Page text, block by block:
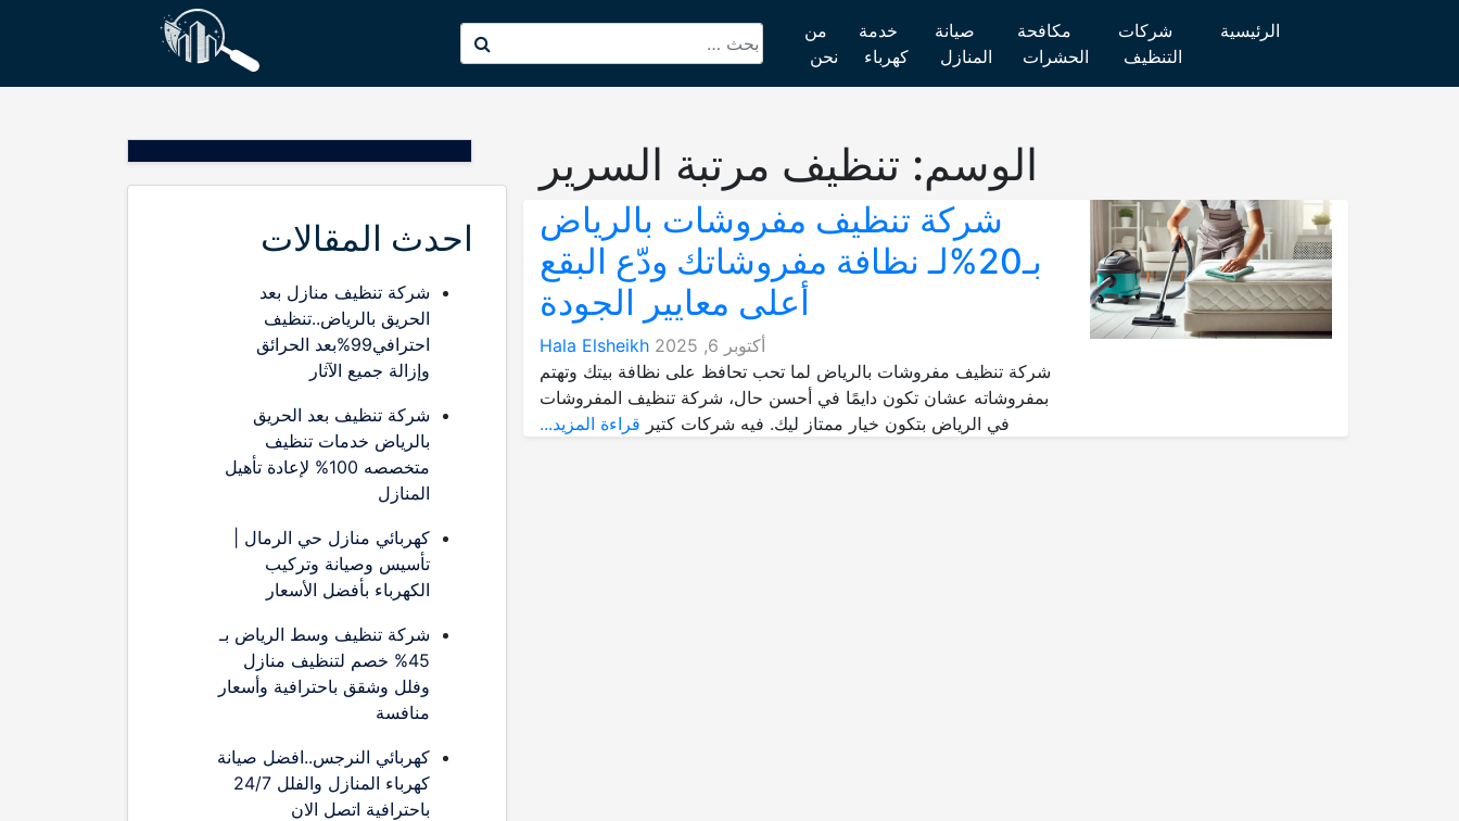
الرئيسية
شركات
التنظيف
مكافحة
الحشرات
صيانة
المنازل
خدمة
كهرباء
من
نحن
عن:
الوسم: تنظيف مرتبة السرير
شركة تنظيف مفروشات بالرياض
بـ20%لـ نظافة مفروشاتك ودّع البقع
أعلى معايير الجودة
أكتوبر 6, 2025
Hala Elsheikh
شركة تنظيف مفروشات بالرياض لما تحب تحافظ على نظافة بيتك وتهتم
بمفروشاته عشان تكون دايمًا في أحسن حال، شركة تنظيف المفروشات
في الرياض بتكون خيار ممتاز ليك. فيه شركات كتير قراءة المزيد...
احدث المقالات
شركة تنظيف منازل بعد
الحريق بالرياض..تنظيف
احترافي99%بعد الحرائق
وإزالة جميع الآثار
شركة تنظيف بعد الحريق
بالرياض خدمات تنظيف
متخصصه 100% لإعادة تأهيل
المنازل
كهربائي منازل حي الرمال |
تأسيس وصيانة وتركيب
الكهرباء بأفضل الأسعار
شركة تنظيف وسط الرياض بـ
45% خصم لتنظيف منازل
وفلل وشقق باحترافية وأسعار
منافسة
كهربائي النرجس..افضل صيانة
كهرباء المنازل والفلل 24/7
باحترافية اتصل الان